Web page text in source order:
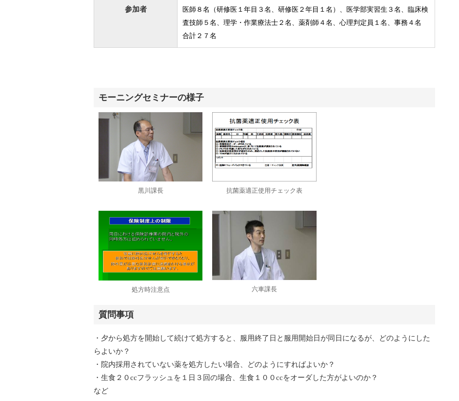
参加者 医師８ 名（研修医１年目３名、研修医２年目１名）、医学部実習生３名、臨床検
査技師５名、理学・作業療法士２名、薬剤師４名、心理判定員１名、事務４名
合計２７名
モーニングセミナーの様子
黒川課長 抗菌薬適正使用チェック表
処方時注意点 六車課長
質問事項
・夕から処方を開始して続けて処方すると、服用終了日と服用開始日が同日になるが、どのようにした
らよいか？
・院内採用されていない薬を処方したい場合、どのようにすればよいか？
・生食２０ccフラッシュを１日３回の場合、生食１００ccをオーダした方がよいのか？
など